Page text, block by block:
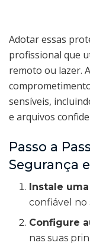
Adotar essas
profissional que
remoto ou lazer.
sensíveis,
e arquivos
Passo a
Segurança
Instale uma
confiável no
Configure
nas suas